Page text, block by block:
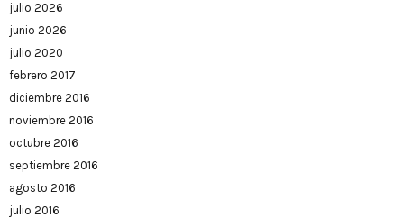
julio 2026
junio 2026
julio 2020
febrero 2017
diciembre 2016
noviembre 2016
octubre 2016
septiembre 2016
agosto 2016
julio 2016